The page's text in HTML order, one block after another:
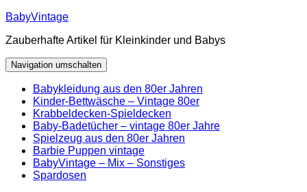
Zum
springen
BabyVintage
Zauberhafte Artikel für Kleinkinder und Babys
Navigation umschalten
Babykleidung aus den 80er Jahren
Kinder-Bettwäsche – Vintage 80er
Krabbeldecken-Spieldecken
Baby-Badetücher – vintage 80er Jahre
Spielzeug aus den 80er Jahren
Barbie Puppen vintage
BabyVintage – Mix – Sonstiges
Spardosen